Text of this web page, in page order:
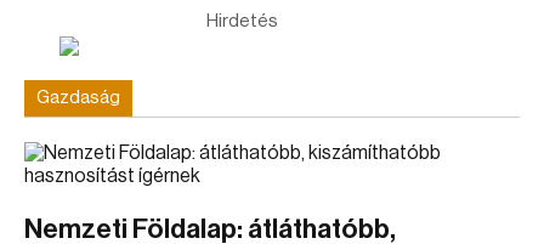
Hirdetés
Gazdaság
Nemzeti Földalap: átláthatóbb,